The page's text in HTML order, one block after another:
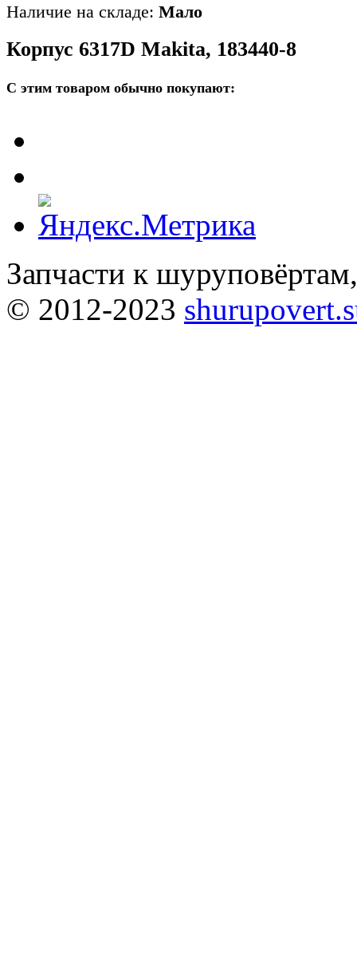
Наличие на складе: Мало
Корпус 6317D Makita, 183440-8
С этим товаром обычно покупают:
Запчасти к
© 2012-2023